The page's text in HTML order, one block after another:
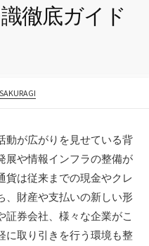
徹底ガイド
投
SAKURAGI
動が広がりを見せている背
展や情報インフラの整備が
貨は従来までの現金やクレ
、財産や支払いの新しい形
証券会社、様々な企業がこ
に取り引きを行う環境も整